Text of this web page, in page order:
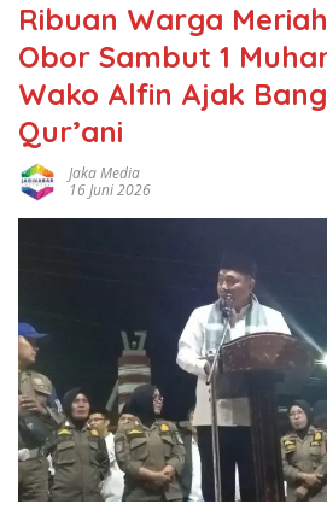
Ribuan Warga
Obor Sambut 1
Wako Alfin Ajak
Qur’ani
Jaka Media
16 Juni 2026